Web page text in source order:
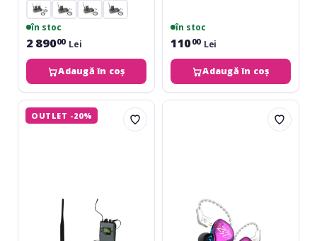
în stoc
2 89000 Lei
Adaugă în coș
în stoc
11000 Lei
Adaugă în coș
JTS
SIEM-
OUTLET -20%
KZ